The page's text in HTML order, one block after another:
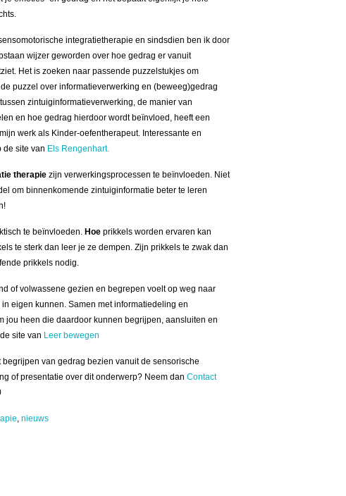
integratietherapie en sindsdien ben ik door
wijzer geworden over hoe gedrag er vanuit
Het is zoeken naar passende puzzelstukjes om
puzzel over informatieverwerking en (beweeg)gedrag
zintuiginformatieverwerking, de manier van
en hoe gedrag hierdoor wordt beïnvloed, heeft een
werk als Kinder-oefentherapeut. Interessante en
de site van Els Rengenhart.
therapie zijn verwerkingsprocessen te beïnvloeden. Niet
om binnenkomende zintuiginformatie beter te leren
te beïnvloeden. Hoe prikkels worden ervaren kan
te sterk dan leer je ze dempen. Zijn prikkels te zwak dan
prikkels nodig.
of volwassene gezien en begrepen voelt op weg naar
eigen kunnen. Samen met informatiedeling en
jou heen die daardoor kunnen begrijpen, aansluiten en
site van Leer bewegen
van gedrag bezien vanuit de sensorische
of presentatie over dit onderwerp? Neem dan Contact
, nieuws